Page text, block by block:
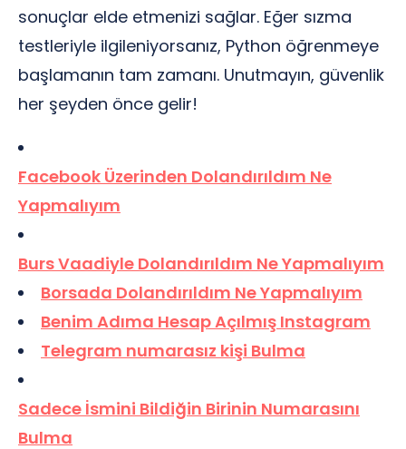
sonuçlar elde etmenizi sağlar. Eğer sızma
testleriyle ilgileniyorsanız, Python öğrenmeye
başlamanın tam zamanı. Unutmayın, güvenlik
her şeyden önce gelir!
Facebook Üzerinden Dolandırıldım Ne
Yapmalıyım
Burs Vaadiyle Dolandırıldım Ne Yapmalıyım
Borsada Dolandırıldım Ne Yapmalıyım
Benim Adıma Hesap Açılmış Instagram
Telegram numarasız kişi Bulma
Sadece İsmini Bildiğin Birinin Numarasını
Bulma